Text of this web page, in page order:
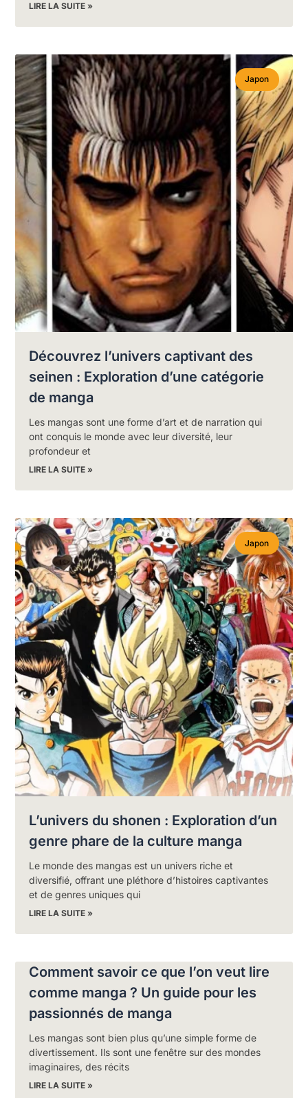
LIRE LA SUITE »
Japon
Découvrez l’univers captivant des
seinen : Exploration d’une catégorie
de manga
Les mangas sont une forme d’art et de narration qui
ont conquis le monde avec leur diversité, leur
profondeur et
LIRE LA SUITE »
Japon
L’univers du shonen : Exploration d’un
genre phare de la culture manga
Le monde des mangas est un univers riche et
diversifié, offrant une pléthore d’histoires captivantes
et de genres uniques qui
LIRE LA SUITE »
Comment savoir ce que l’on veut lire
comme manga ? Un guide pour les
passionnés de manga
Les mangas sont bien plus qu’une simple forme de
divertissement. Ils sont une fenêtre sur des mondes
imaginaires, des récits
LIRE LA SUITE »